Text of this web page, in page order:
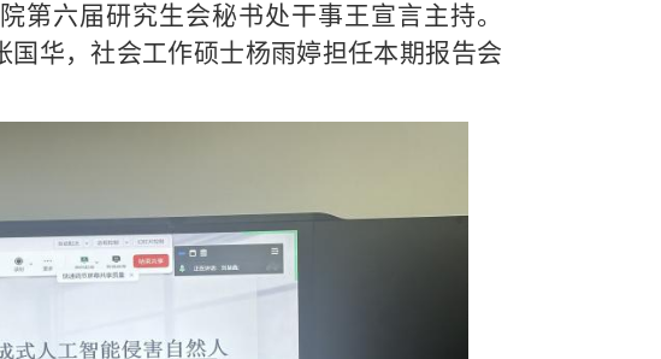
第六届研究生会秘书处干事王宣言主持。
华，社会工作硕士杨雨婷担任本期报告会